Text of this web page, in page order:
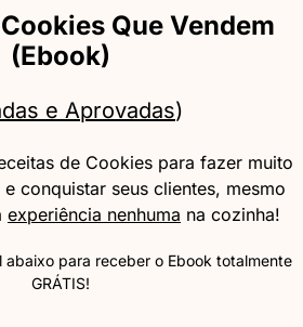
Que Vendem
(Ebook)
e Aprovadas)
de Cookies para fazer muito
conquistar seus clientes, mesmo
experiência nenhuma na cozinha!
abaixo para receber o Ebook totalmente
GRÁTIS!